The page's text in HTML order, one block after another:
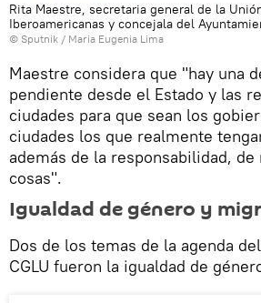
Rita Maestre, secretaria general de la
Iberoamericanas y concejala del
© Sputnik / Maria Eugenia Lima
Maestre considera que "hay una
pendiente desde el Estado y las
ciudades para que sean los
ciudades los que realmente
además de la responsabilidad,
cosas".
Igualdad de género y
Dos de los temas de la agenda
CGLU fueron la igualdad de